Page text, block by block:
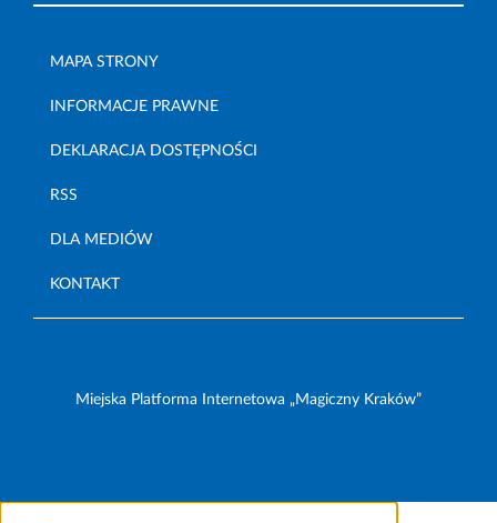
MAPA STRONY
INFORMACJE PRAWNE
DEKLARACJA DOSTĘPNOŚCI
RSS
DLA MEDIÓW
KONTAKT
Miejska Platforma Internetowa „Magiczny Kraków”